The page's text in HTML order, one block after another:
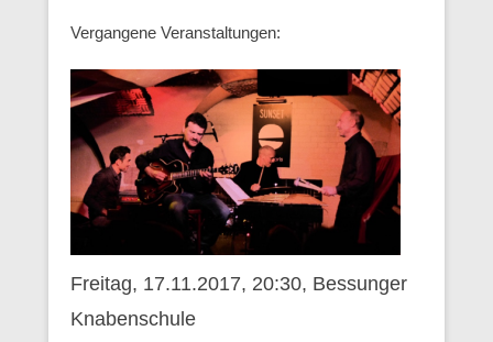
Vergangene Veranstaltungen:
Freitag, 17.11.2017, 20:30, Bessunger
Knabenschule